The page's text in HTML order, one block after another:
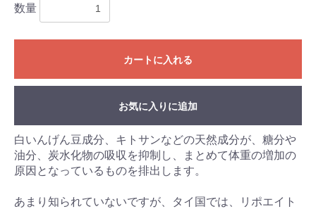
数量
カートに入れる
お気に入りに追加
白いんげん豆成分、キトサンなどの天然成分が、糖分や
油分、炭水化物の吸収を抑制し、まとめて体重の増加の
原因となっているものを排出します。
あまり知られていないですが、タイ国では、リポエイト